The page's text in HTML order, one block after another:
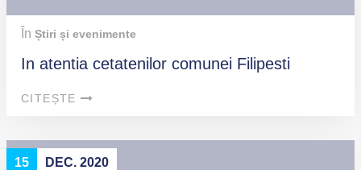
În Știri și evenimente
In atentia cetatenilor comunei Filipesti
CITEȘTE
15 DEC. 2020